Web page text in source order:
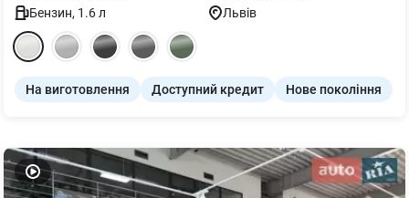
Бензин, 1.6л Львів
На виготовлення Доступний кредит Нове покоління